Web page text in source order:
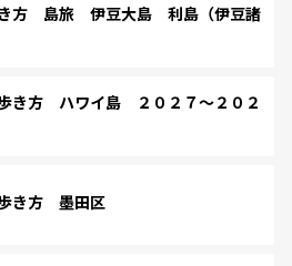
方 島旅 伊豆大島 利島（伊豆諸
き方 ハワイ島 ２０２７～２０２
き方 墨田区